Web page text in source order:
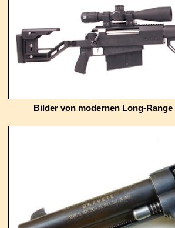
Bilder von modernen Long-